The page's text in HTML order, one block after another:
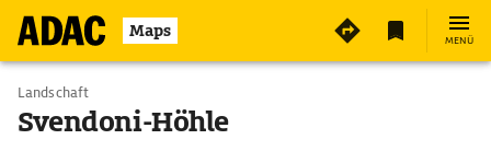
Maps MENÜ
Landschaft
Svendoni-Höhle